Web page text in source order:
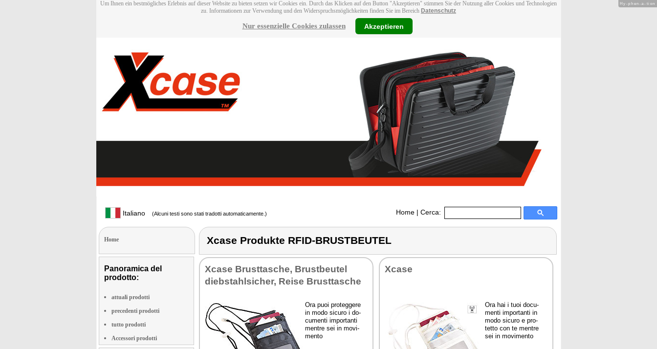
Um Ihnen ein bestmögliches Erlebnis auf dieser Website zu bieten setzen wir Cookies ein. Durch das Klicken auf den Button "Akzeptieren" stimmen Sie der Nutzung aller Cookies und Technologien
zu. Informationen zur Verwendung und den Widerspruchsmöglichkeiten finden Sie im Bereich Datenschutz
Nur essenzielle Cookies zulassen Akzeptieren
Italiano (Alcuni testi sono stati tradotti automaticamente.) Home | Cerca:
Home
Panoramica del
prodotto:
attuali prodotti
precedenti prodotti
tutto prodotti
Accessori prodotti
Xcase Produkte RFID-BRUSTBEUTEL
Xca­se Brust­ta­sche, Brust­beu­tel
dieb­sta­hl­si­cher, Rei­se Brust­ta­sche
Ora puoi pro­teg­ge­re
in mo­do si­cu­ro i do­
cu­men­ti im­por­tan­ti
men­tre sei in mo­vi­
men­to
Xca­se
Ora hai i tuoi do­cu­
men­ti im­por­tan­ti in
mo­do si­cu­ro e pro­
tet­to con te men­tre
sei in mo­vi­men­to
Hy-phen-a-tion